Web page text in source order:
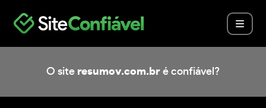
O site resumov.com.br é confiável?